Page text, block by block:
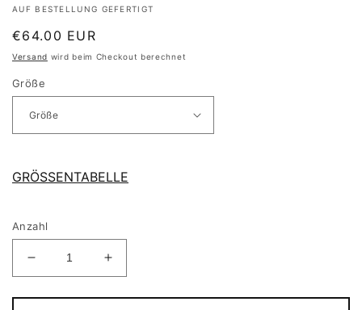
AUF BESTELLUNG GEFERTIGT
Normaler
Preis
€64.00 EUR
Versand wird beim Checkout berechnet
Größe
GRÖSSENTABELLE
Anzahl
Verringere
die
Menge
Erhöhe
die
Menge